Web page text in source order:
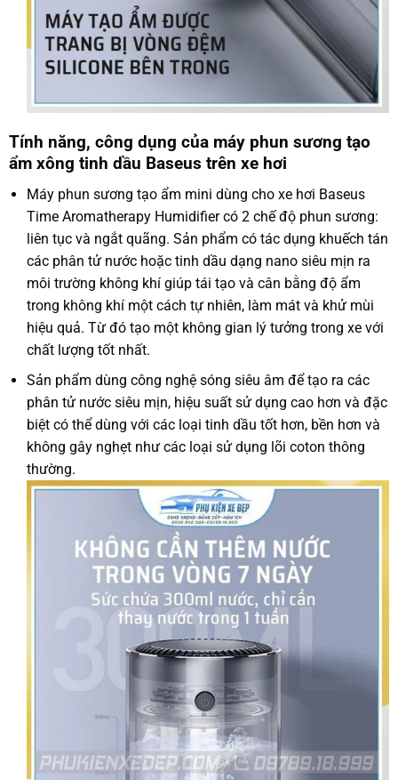
Tính năng, công dụng của máy phun sương tạo
ẩm xông tinh dầu Baseus trên xe hơi
Máy phun sương tạo ẩm mini dùng cho xe hơi Baseus
Time Aromatherapy Humidifier có 2 chế độ phun sương:
liên tục và ngắt quãng. Sản phẩm có tác dụng khuếch tán
các phân tử nước hoặc tinh dầu dạng nano siêu mịn ra
môi trường không khí giúp tái tạo và cân bằng độ ẩm
trong không khí một cách tự nhiên, làm mát và khử mùi
hiệu quả. Từ đó tạo một không gian lý tưởng trong xe với
chất lượng tốt nhất.
Sản phẩm dùng công nghệ sóng siêu âm để tạo ra các
phân tử nước siêu mịn, hiệu suất sử dụng cao hơn và đặc
biệt có thể dùng với các loại tinh dầu tốt hơn, bền hơn và
không gây nghẹt như các loại sử dụng lõi coton thông
thường.